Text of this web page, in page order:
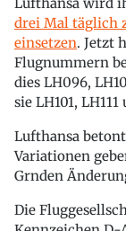
drei Mal täglich
einsetzen. Jetzt
Flugnummern
dies LH096,
sie LH101, LH111
Lufthansa betont
Variationen
Grnden
Die